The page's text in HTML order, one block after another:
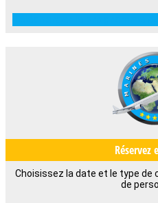
Réservez
Choisissez la date et le type de
de